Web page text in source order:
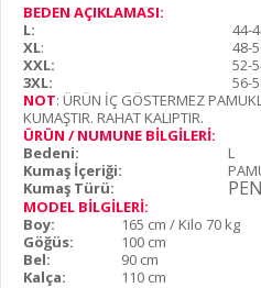
BEDEN AÇIKLAMASI:
L:
44-
XL:
48-
XXL:
52-
3XL:
56-
NOT: ÜRÜN İÇ GÖSTERMEZ
KUMAŞTIR. RAHAT KALIPTIR.
ÜRÜN / NUMUNE BİLGİLERİ:
Bedeni:
L
Kumaş İçeriği:
Kumaş Türü:
MODEL BİLGİLERİ:
Boy:
165 cm / Kilo 70 kg
Göğüs:
100 cm
Bel:
90 cm
Kalça:
110 cm